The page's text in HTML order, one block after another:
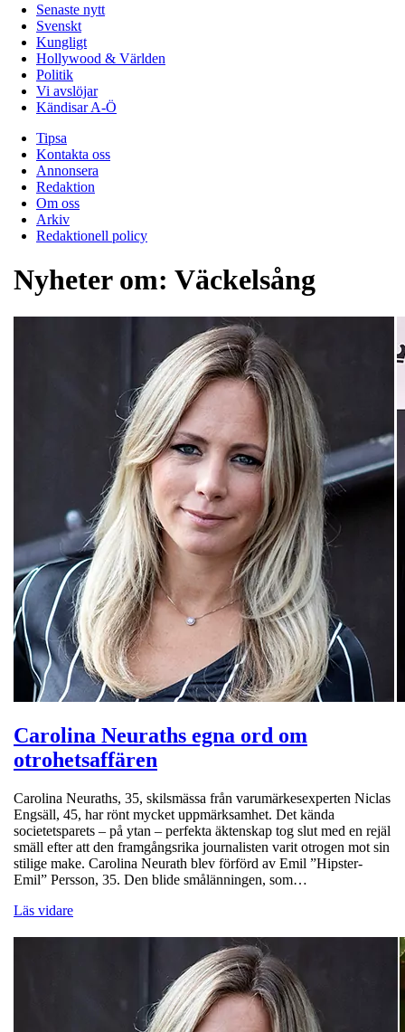
Senaste nytt
Svenskt
Kungligt
Hollywood & Världen
Politik
Vi avslöjar
Kändisar A-Ö
Tipsa
Kontakta oss
Annonsera
Redaktion
Om oss
Arkiv
Redaktionell policy
Nyheter om: Väckelsång
Carolina Neuraths egna ord om
otrohetsaffären
Carolina Neuraths, 35, skilsmässa från varumärkesexperten Niclas
Engsäll, 45, har rönt mycket uppmärksamhet. Det kända
societetsparets – på ytan – perfekta äktenskap tog slut med en rejäl
smäll efter att den framgångsrika journalisten varit otrogen mot sin
stilige make. Carolina Neurath blev förförd av Emil ”Hipster-
Emil” Persson, 35. Den blide smålänningen, som…
Läs vidare